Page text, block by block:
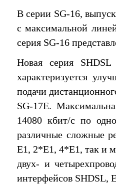
В серии SG-16,
с максимальной
серия SG-16
Новая серия
характеризуется
подачи
SG-17E.
14080 кбит/c по
различные сложные
E1, 2*E1, 4*E1, так и
двух- и
интерфейсов SHDSL,